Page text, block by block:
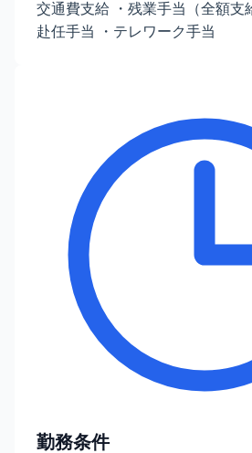
交通費支給 ・残業手当（全額支
赴任手当 ・テレワーク手当
勤務条件